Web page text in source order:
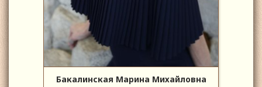
Бакалинская Марина Михайловна